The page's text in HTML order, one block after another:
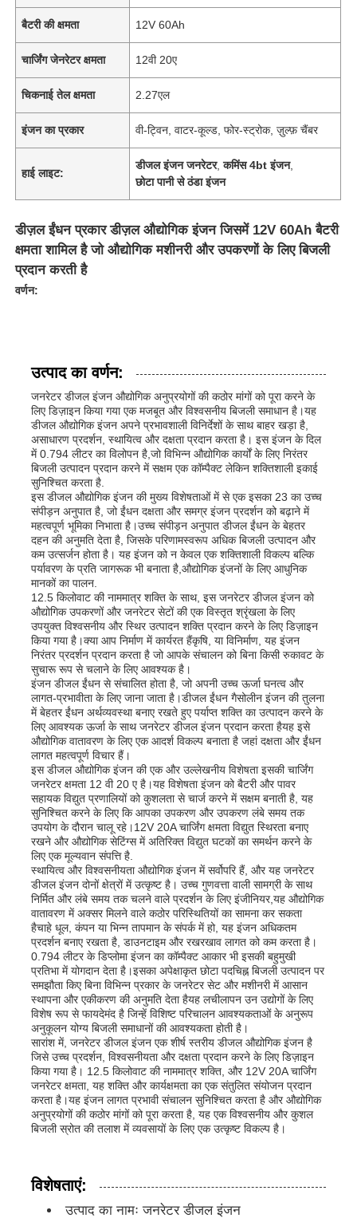
होम
उत्पाद
वीडियो
हमारे बारे में
फैक्टरी यात्रा
गुणवत्ता नियंत्रण
हमसे संपर्क करें
समाचार
एक बोली का अनुरोध
बैटरी की क्षमता 12V 60Ah
चार्जिंग जेनरेटर क्षमता 12वी 20ए
चिकनाई तेल क्षमता 2.27एल
इंजन का प्रकार वी-ट्विन, वाटर-कूल्ड, फोर-स्ट्रोक, ज़ुल्फ़ चैंबर
हाई लाइट:
डीजल इंजन जनरेटर,कमिंस 4bt इंजन,
छोटा पानी से ठंडा इंजन
डीज़ल ईंधन प्रकार डीज़ल औद्योगिक इंजन जिसमें 12V 60Ah बैटरी
क्षमता शामिल है जो औद्योगिक मशीनरी और उपकरणों के लिए बिजली
प्रदान करती है
वर्णन:
उत्पाद का वर्णन:
जनरेटर डीजल इंजन औद्योगिक अनुप्रयोगों की कठोर मांगों को पूरा करने के
लिए डिज़ाइन किया गया एक मजबूत और विश्वसनीय बिजली समाधान है।यह
डीजल औद्योगिक इंजन अपने प्रभावशाली विनिर्देशों के साथ बाहर खड़ा है,
असाधारण प्रदर्शन, स्थायित्व और दक्षता प्रदान करता है। इस इंजन के दिल
में 0.794 लीटर का विलोपन है,जो विभिन्न औद्योगिक कार्यों के लिए निरंतर
बिजली उत्पादन प्रदान करने में सक्षम एक कॉम्पैक्ट लेकिन शक्तिशाली इकाई
सुनिश्चित करता है.
इस डीजल औद्योगिक इंजन की मुख्य विशेषताओं में से एक इसका 23 का उच्च
संपीड़न अनुपात है, जो ईंधन दक्षता और समग्र इंजन प्रदर्शन को बढ़ाने में
महत्वपूर्ण भूमिका निभाता है।उच्च संपीड़न अनुपात डीजल ईंधन के बेहतर
दहन की अनुमति देता है, जिसके परिणामस्वरूप अधिक बिजली उत्पादन और
कम उत्सर्जन होता है। यह इंजन को न केवल एक शक्तिशाली विकल्प बल्कि
पर्यावरण के प्रति जागरूक भी बनाता है,औद्योगिक इंजनों के लिए आधुनिक
मानकों का पालन.
12.5 किलोवाट की नाममात्र शक्ति के साथ, इस जनरेटर डीजल इंजन को
औद्योगिक उपकरणों और जनरेटर सेटों की एक विस्तृत श्रृंखला के लिए
उपयुक्त विश्वसनीय और स्थिर उत्पादन शक्ति प्रदान करने के लिए डिज़ाइन
किया गया है।क्या आप निर्माण में कार्यरत हैंकृषि, या विनिर्माण, यह इंजन
निरंतर प्रदर्शन प्रदान करता है जो आपके संचालन को बिना किसी रुकावट के
सुचारू रूप से चलाने के लिए आवश्यक है।
इंजन डीजल ईंधन से संचालित होता है, जो अपनी उच्च ऊर्जा घनत्व और
लागत-प्रभावीता के लिए जाना जाता है।डीजल ईंधन गैसोलीन इंजन की तुलना
में बेहतर ईंधन अर्थव्यवस्था बनाए रखते हुए पर्याप्त शक्ति का उत्पादन करने के
लिए आवश्यक ऊर्जा के साथ जनरेटर डीजल इंजन प्रदान करता हैयह इसे
औद्योगिक वातावरण के लिए एक आदर्श विकल्प बनाता है जहां दक्षता और ईंधन
लागत महत्वपूर्ण विचार हैं।
इस डीजल औद्योगिक इंजन की एक और उल्लेखनीय विशेषता इसकी चार्जिंग
जनरेटर क्षमता 12 वी 20 ए है।यह विशेषता इंजन को बैटरी और पावर
सहायक विद्युत प्रणालियों को कुशलता से चार्ज करने में सक्षम बनाती है, यह
सुनिश्चित करने के लिए कि आपका उपकरण और उपकरण लंबे समय तक
उपयोग के दौरान चालू रहे।12V 20A चार्जिंग क्षमता विद्युत स्थिरता बनाए
रखने और औद्योगिक सेटिंग्स में अतिरिक्त विद्युत घटकों का समर्थन करने के
लिए एक मूल्यवान संपत्ति है.
स्थायित्व और विश्वसनीयता औद्योगिक इंजन में सर्वोपरि हैं, और यह जनरेटर
डीजल इंजन दोनों क्षेत्रों में उत्कृष्ट है। उच्च गुणवत्ता वाली सामग्री के साथ
निर्मित और लंबे समय तक चलने वाले प्रदर्शन के लिए इंजीनियर,यह औद्योगिक
वातावरण में अक्सर मिलने वाले कठोर परिस्थितियों का सामना कर सकता
हैचाहे धूल, कंपन या भिन्न तापमान के संपर्क में हो, यह इंजन अधिकतम
प्रदर्शन बनाए रखता है, डाउनटाइम और रखरखाव लागत को कम करता है।
0.794 लीटर के डिप्लोमा इंजन का कॉम्पैक्ट आकार भी इसकी बहुमुखी
प्रतिभा में योगदान देता है।इसका अपेक्षाकृत छोटा पदचिह्न बिजली उत्पादन पर
समझौता किए बिना विभिन्न प्रकार के जनरेटर सेट और मशीनरी में आसान
स्थापना और एकीकरण की अनुमति देता हैयह लचीलापन उन उद्योगों के लिए
विशेष रूप से फायदेमंद है जिन्हें विशिष्ट परिचालन आवश्यकताओं के अनुरूप
अनुकूलन योग्य बिजली समाधानों की आवश्यकता होती है।
सारांश में, जनरेटर डीजल इंजन एक शीर्ष स्तरीय डीजल औद्योगिक इंजन है
जिसे उच्च प्रदर्शन, विश्वसनीयता और दक्षता प्रदान करने के लिए डिज़ाइन
किया गया है। 12.5 किलोवाट की नाममात्र शक्ति, और 12V 20A चार्जिंग
जनरेटर क्षमता, यह शक्ति और कार्यक्षमता का एक संतुलित संयोजन प्रदान
करता है।यह इंजन लागत प्रभावी संचालन सुनिश्चित करता है और औद्योगिक
अनुप्रयोगों की कठोर मांगों को पूरा करता है, यह एक विश्वसनीय और कुशल
बिजली स्रोत की तलाश में व्यवसायों के लिए एक उत्कृष्ट विकल्प है।
विशेषताएं:
उत्पाद का नामः जनरेटर डीजल इंजन